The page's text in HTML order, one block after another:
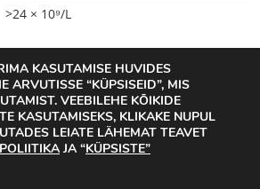
>24 × 10⁹/L
<0,5 × 10⁹/L
>50 × 10⁹/L
<50 × 10⁹/L või >1000
× 10⁹/L
KASUTAMISE HUVIDES
ARVUTISSE “KÜPSISEID”, MIS
VEEBILEHE KÕIKIDE
KASUTAMISEKS, KLIKAKE NUPUL
LEIATE LÄHEMAT TEAVET
JA “KÜPSISTE”